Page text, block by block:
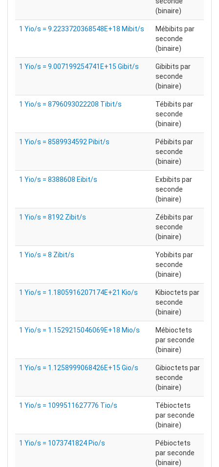
(binaire)
1 Yio/s = 9.2233720368548E+18 Mibit/s
Mébibits par
seconde
(binaire)
1 Yio/s = 9.007199254741E+15 Gibit/s
Gibibits par
seconde
(binaire)
1 Yio/s = 8796093022208 Tibit/s
Tébibits par
seconde
(binaire)
1 Yio/s = 8589934592 Pibit/s
Pébibits par
seconde
(binaire)
1 Yio/s = 8388608 Eibit/s
Exbibits par
seconde
(binaire)
1 Yio/s = 8192 Zibit/s
Zébibits par
seconde
(binaire)
1 Yio/s = 8 Zibit/s
Yobibits par
seconde
(binaire)
1 Yio/s = 1.1805916207174E+21 Kio/s
Kibioctets par
seconde
(binaire)
1 Yio/s = 1.1529215046069E+18 Mio/s
Mébioctets
par seconde
(binaire)
1 Yio/s = 1.1258999068426E+15 Gio/s
Gibioctets par
seconde
(binaire)
1 Yio/s = 1099511627776 Tio/s
Tébioctets
par seconde
(binaire)
1 Yio/s = 1073741824 Pio/s
Pébioctets
par seconde
(binaire)